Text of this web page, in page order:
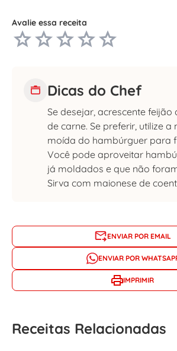
Avalie essa receita
Dicas do Chef
Se desejar, acrescente feijão
de carne. Se preferir, utilize
moída do hambúrguer para
Você pode aproveitar
já moldados e que não
Sirva com maionese de
ENVIAR POR EMAIL
ENVIAR POR
IMPRIMIR
Receitas Relacionadas